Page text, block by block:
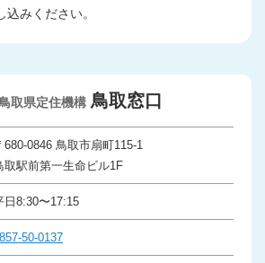
みください。
取県定住機構 鳥取窓口
680-0846 鳥取市扇町115-1
取駅前第一生命ビル1F
日8:30〜17:15
50-0137